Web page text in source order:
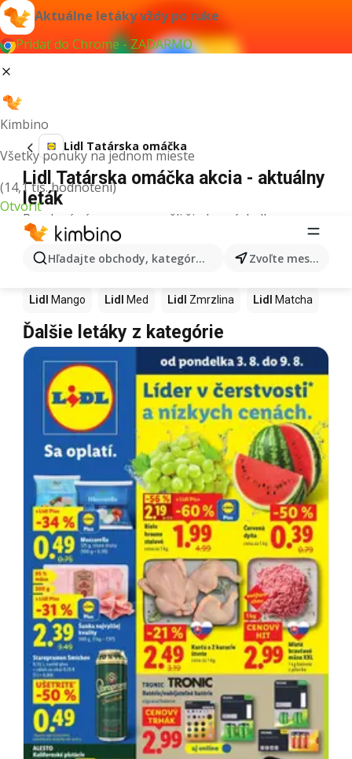
Aktuálne letáky vždy po ruke
Pridať do Chrome - ZADARMO
Kimbino
Všetky ponuky na jednom mieste
(14,1 tis. hodnotení)
Otvoriť
Hľadajte obchody, kategórie, produkty... Zvoľte mesto
Lidl Tatárska omáčka
Lidl Tatárska omáčka akcia - aktuálny
leták
Pre daný výraz sme nenašli žiadne výsledky.
Ďalšie produkty v obchodoch Lidl
Lidl Maslo Káva Lidl Lidl
Lidl Mango Lidl Med Lidl Zmrzlina Lidl Matcha
Ďalšie letáky z kategórie